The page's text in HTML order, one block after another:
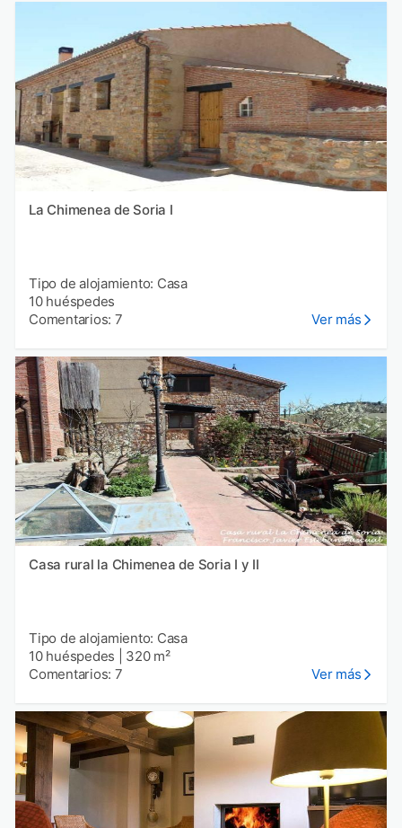
La Chimenea de Soria I
Tipo de alojamiento: Casa
10 huéspedes
Comentarios: 7
Ver más
Casa rural la Chimenea de Soria I y II
Tipo de alojamiento: Casa
10 huéspedes
320 m²
Comentarios: 7
Ver más